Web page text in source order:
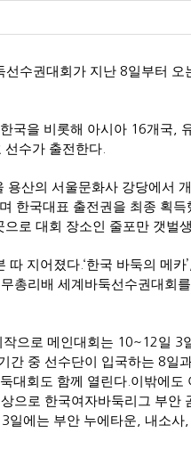
선수권대회가 지난 8일부터 오
국을 비롯해 아시아 16개국
선수가 출전한다
용산의 서울문화사 강당에서
한국대표 출전권을 최종 획득
으로 대회 장소인 줄포만 갯벌
따 지어졌다 .‘한국 바둑의 메카
총리배 세계바둑선수권대회
으로 메인대회는 10~12 일 3
간 중 선수단이 입국하는 8일
대회도 함께 열린다 이밖에도
으로 한국여자바둑리그 부안
일에는 부안 누에타운 내소사